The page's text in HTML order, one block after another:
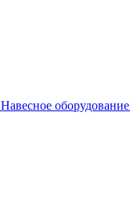
Навесное оборудование